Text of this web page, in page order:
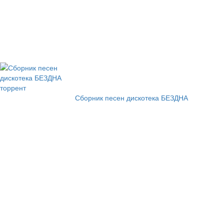
Сборник песен дискотека БЕЗДНА